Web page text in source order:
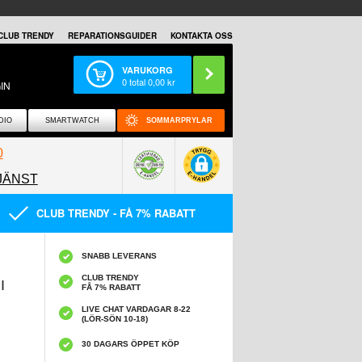
TRENDY REPARATIONSGUIDER KONTAKTA OSS
VARUKORG
0total0,00kr
SMARTWATCH SOMMARPRYLAR
CLUB TRENDY - FÅ 7% RABATT
SNABB LEVERANS
CLUB TRENDY
FÅ 7% RABATT
LIVE CHAT VARDAGAR 8-22
(LÖR-SÖN 10-18)
30 DAGARS ÖPPET KÖP